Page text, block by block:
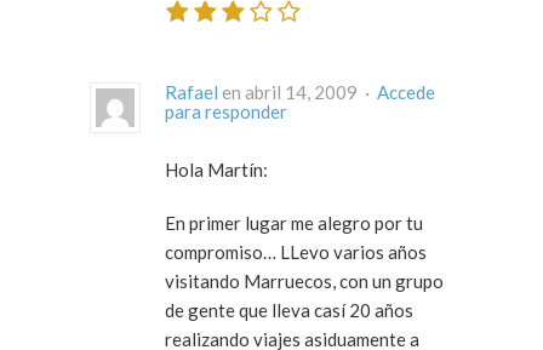
Rafael en abril 14, 2009 · Accede
para responder
Hola Martín:
En primer lugar me alegro por tu
compromiso… LLevo varios años
visitando Marruecos, con un grupo
de gente que lleva casí 20 años
realizando viajes asiduamente a